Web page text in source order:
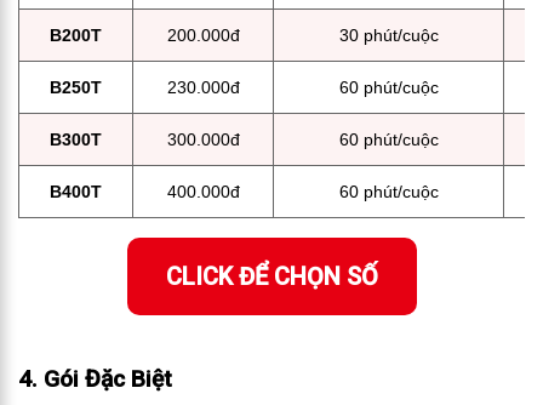
B200T 200.000đ 30 phút/cuộc
B250T 230.000đ 60 phút/cuộc
B300T 300.000đ 60 phút/cuộc
B400T 400.000đ 60 phút/cuộc
CLICK ĐỂ CHỌN SỐ
4. Gói Đặc Biệt